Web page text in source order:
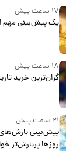
۱۷ ساعت پیش
یک پیش‌بینی مهم از
۱۸ ساعت پیش
گران‌ترین خرید
۲۱ ساعت پیش
پیش‌بینی بارش‌های
روزها پربارش‌تر